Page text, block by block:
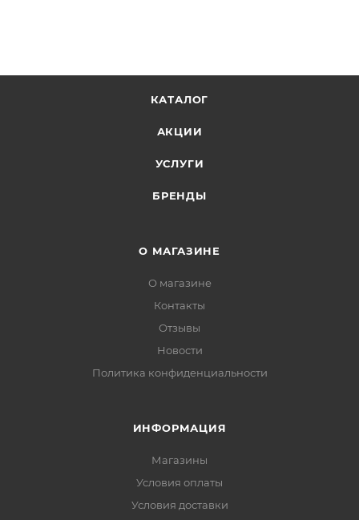
КАТАЛОГ
АКЦИИ
УСЛУГИ
БРЕНДЫ
О МАГАЗИНЕ
О магазине
Контакты
Отзывы
Новости
Политика конфиденциальности
ИНФОРМАЦИЯ
Магазины
Условия оплаты
Условия доставки